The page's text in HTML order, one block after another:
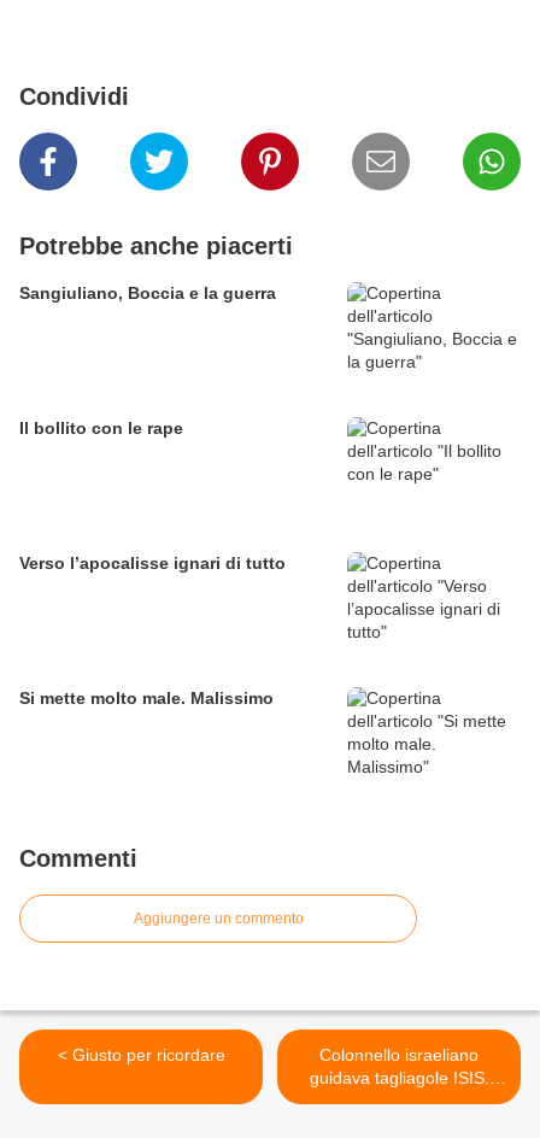
Condividi
Potrebbe anche piacerti
Sangiuliano, Boccia e la guerra
Il bollito con le rape
Verso l’apocalisse ignari di tutto
Si mette molto male. Malissimo
Commenti
Aggiungere un commento
< Giusto per ricordare
Colonnello israeliano
guidava tagliagole ISIS.
Catturato e sputtanato >